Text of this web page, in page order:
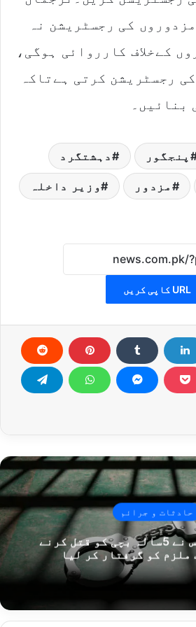
کی رجسٹریشن نہ
کےخلاف کارروائی ہوگی،
رجسٹریشن کرتی ہےتاکہ
بنائیں۔
پنجگور دہشتگرد
مزدور وزیر داخلہ
URL کاپی کریں
حادثات و جرائم
سی سی ڈی پولیس نے 5سالہ بچی کو قتل کرنے
ملزم کو گرفتار کر لیا